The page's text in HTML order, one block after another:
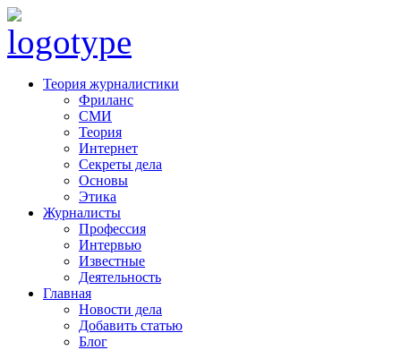
Теория журналистики
Фриланс
СМИ
Теория
Интернет
Секреты дела
Основы
Этика
Журналисты
Профессия
Интервью
Известные
Деятельность
Главная
Новости дела
Добавить статью
Блог